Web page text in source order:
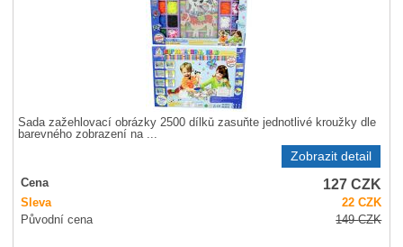
Sada zažehlovací obrázky 2500 dílků zasuňte jednotlivé kroužky dle
barevného zobrazení na ...
Zobrazit detail
Cena 127CZK
Sleva 22CZK
Původní cena
149CZK